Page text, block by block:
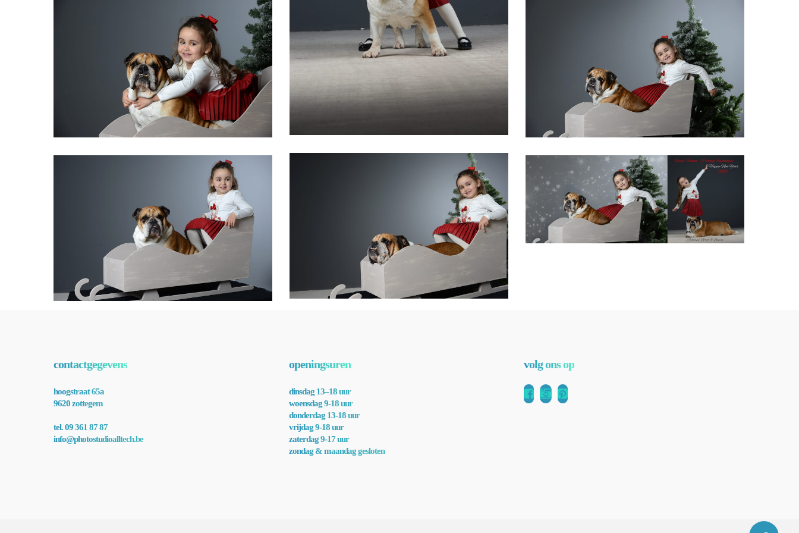
contactgegevens
hoogstraat 65a
9620 zottegem
tel. 09 361 87 87
info@photostudioalltech.be
openingsuren
dinsdag 13–18 uur
woensdag 9-18 uur
donderdag 13-18 uur
vrijdag 9-18 uur
zaterdag 9-17 uur
zondag & maandag gesloten
volg ons op